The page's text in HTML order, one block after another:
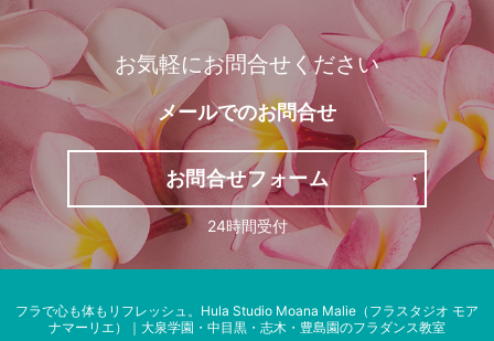
お気軽にお問合せください
メールでのお問合せ
お問合せフォーム
24時間受付
フラで心も体もリフレッシュ。 Hula Studio Moana Malie（フラスタジオ モア
ナマーリエ）｜大泉学園・中目黒・志木・豊島園のフラダンス教室